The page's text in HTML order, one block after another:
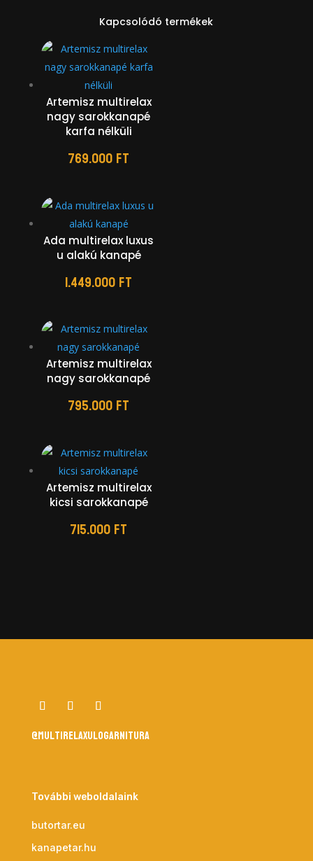
Kapcsolódó termékek
Artemisz multirelax
nagy sarokkanapé
karfa nélküli
769.000Ft
Ada multirelax luxus
u alakú kanapé
1.449.000Ft
Artemisz multirelax
nagy sarokkanapé
795.000Ft
Artemisz multirelax
kicsi sarokkanapé
715.000Ft
@multirelaxulogarnitura
További weboldalaink
butortar.eu
kanapetar.hu